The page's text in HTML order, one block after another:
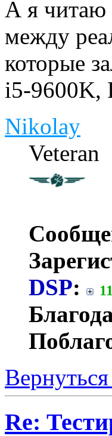
А я читаю
между
которые
i5-9600K,
Nikolay
Veteran
DSP: 11
Re: